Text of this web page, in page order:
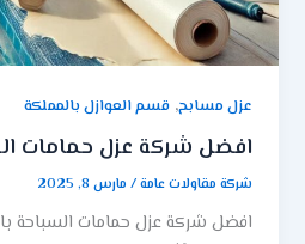
عزل مسابح,قسم العوازل بالمملكة
افضل شركة عزل حمامات
شركة مقاولات عامة/ مارس 8, 2025
افضل شركة عزل حمامات السباحة